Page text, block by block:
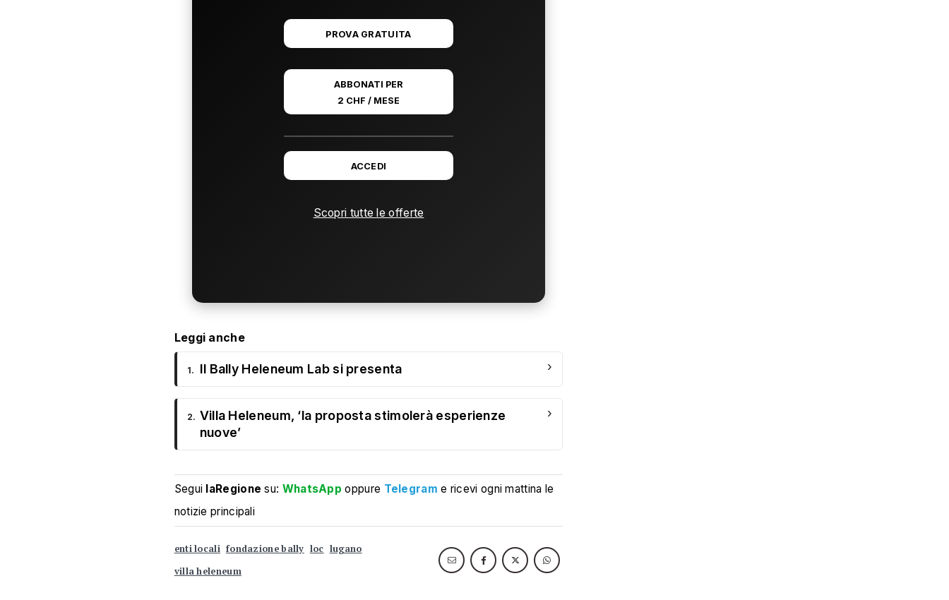
PROVA GRATUITA
ABBONATI PER
2 CHF / MESE
ACCEDI
Scopri tutte le offerte
Leggi anche
1. Il Bally Heleneum Lab si presenta ›
2. Villa Heleneum, ‘la proposta stimolerà esperienze
nuove’
›
Segui laRegione su: WhatsApp oppure Telegram e ricevi ogni mattina le
notizie principali
enti locali fondazione bally loc lugano
villa heleneum